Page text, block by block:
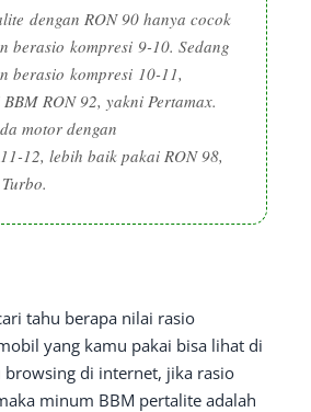
dengan RON 90 hanya cocok
berasio kompresi 9-10. Sedang
berasio kompresi 10-11,
RON 92, yakni Pertamax.
motor dengan
12, lebih baik pakai RON 98,
tahu berapa nilai rasio
yang kamu pakai bisa lihat di
browsing di internet, jika rasio
minum BBM pertalite adalah